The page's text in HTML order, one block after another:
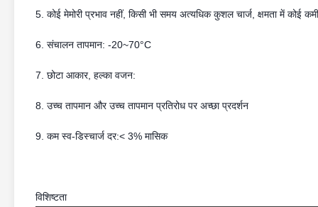
5. कोई मेमोरी प्रभाव नहीं, किसी भी समय अत्यधिक कुशल चार्ज, क्षमता में कोई
6. संचालन तापमान: -20~70°C
7. छोटा आकार, हल्का वजन:
8. उच्च तापमान और उच्च तापमान प्रतिरोध पर अच्छा प्रदर्शन
9. कम स्व-डिस्चार्ज दर:< 3% मासिक
विशिष्टता